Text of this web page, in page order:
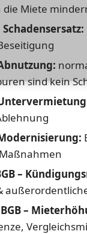
Miete
Schadensersatz:
sind kein
–
BGB –